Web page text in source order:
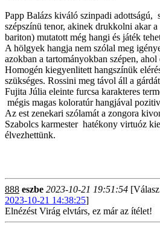
Papp Balázs kiváló szinpadi adottságú,
szépszínü tenor, akinek drukkolni akar
bariton) mutatott még hangi és játék
A hölgyek hangja nem szólal meg
azokban a tartományokban szépen,
Homogén kiegyenlitett hangszínük
szükséges. Rossini meg távol áll a
Fujita Júlia eleinte furcsa karakteres
mégis magas koloratúr hangjával
Az est zenekari szólamát a zongora
Szabolcs karmester hatékony virtuóz
élvezhettünk.
888 eszbe 2023-10-21 19:51:54
2023-10-21 14:38:25]
Elnézést Virág elvtárs, ez már az ítélet!